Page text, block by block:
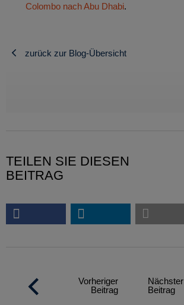
Colombo nach Abu Dhabi.
zurück zur Blog-Übersicht
TEILEN SIE DIESEN
BEITRAG
Vorheriger
Beitrag
Nächster
Beitrag